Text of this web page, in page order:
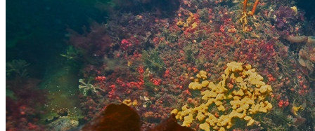
Das Sidemount-Forum ist auf
ein neues Forensystem
umgezogen und wie gewohnt
unterhttps://www.sidemount-
forum.comerreichbar.